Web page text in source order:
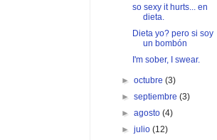
so sexy it hurts... en
dieta.
Dieta yo? pero si soy
un bombón
I'm sober, I swear.
►octubre(3)
►septiembre(3)
►agosto(4)
►julio(12)